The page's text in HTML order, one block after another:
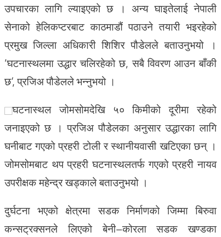
उपचारका लागि ल्याइएको छ । अन्य घाइतेलाई नेपाली
सेनाको हेलिकप्टरबाट काठमाडौं पठाउने तयारी भइरहेको
प्रमुख जिल्ला अधिकारी शिशिर पौडेलले बताउनुभयो ।
‘घटनास्थलमा उद्धार चलिरहेको छ, सबै विवरण आउन बाँकी
छ’, प्रजिअ पौडेलले भन्नुभयो ।
घटनास्थल जोमसोमदेखि ५० किमीको दूरीमा रहेको
जनाइएको छ । प्रजिअ पौडेलका अनुसार उद्धारका लागि
घनीबाट गएको प्रहरी टोली र स्थानीयवासी खटिएका छन् ।
जोमसोमबाट थप प्रहरी घटनास्थलतर्फ गएको प्रहरी नायव
उपरीक्षक महेन्द्र खड्काले बताउनुभयो ।
दुर्घटना भएको क्षेत्रमा सडक निर्माणको जिम्मा बिरुवा
कन्सट्रक्सनले लिएको बेनी–कोरला सडक खण्डका